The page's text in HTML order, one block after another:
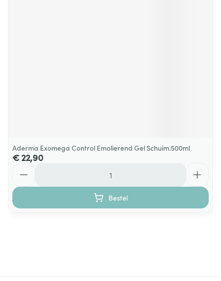
Aderma Exomega Control Emolierend Gel Schuim.500ml
€ 22,90
Bestel